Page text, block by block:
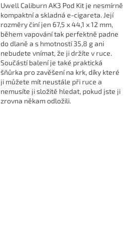
Uwell Caliburn AK3 Pod Kit je nesmírně
kompaktní a skladná e-cigareta. Její
rozměry činí jen 67,5 x 44,1 x 12 mm,
během vapování tak perfektně padne
do dlaně a s hmotností 35,8 g ani
nebudete vnímat, že ji držíte v ruce.
Součástí balení je také praktická
šňůrka pro zavěšení na krk, díky které
ji můžete mít neustále při ruce a
nemusíte ji složitě hledat, pokud jste ji
zrovna někam odložili.